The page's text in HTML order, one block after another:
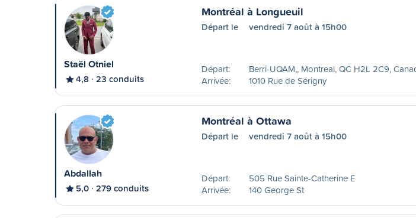
Staël Otniel
4,8 23 conduits
Montréal à Longueuil
Départ le vendredi 7 août à 15h00
Départ:
Berri-UQAM,, Montreal, QC H2L 2C9,
Arrivée:
1010 Rue de Sérigny
Abdallah
5,0 279 conduits
Montréal à Ottawa
Départ le vendredi 7 août à 15h00
Départ:
505 Rue Sainte-Catherine E
Arrivée:
140 George St